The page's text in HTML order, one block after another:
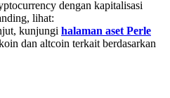
prize pool
dengan kapitalisasi
lihat:
kunjungi halaman aset Perle
dan altcoin terkait berdasarkan